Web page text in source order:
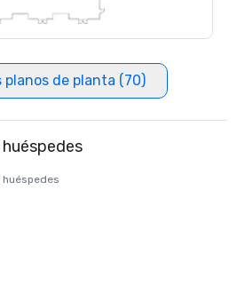
planos de planta (70)